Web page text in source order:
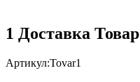
1 Доставка Товар
Артикул:Tovar1